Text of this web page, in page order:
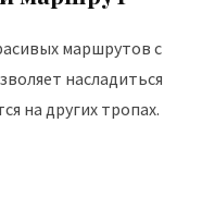
маршрутов с
насладиться
на других тропах.